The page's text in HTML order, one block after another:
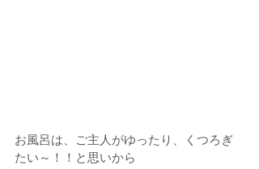
お風呂は、ご主人がゆったり、くつろぎ
たい～！！と思いから